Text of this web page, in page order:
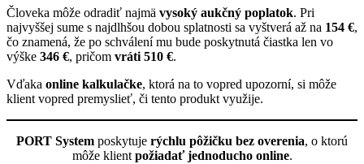
Človeka môže odradiť najmä vysoký aukčný poplatok. Pri
najvyššej sume s najdlhšou dobou splatnosti sa vyštverá až na 154 €,
čo znamená, že po schválení mu bude poskytnutá čiastka len vo
výške 346 €, pričom vráti 510 €.
Vďaka online kalkulačke, ktorá na to vopred upozorní, si môže
klient vopred premyslieť, či tento produkt využije.
PORT System poskytuje rýchlu pôžičku bez overenia, o ktorú
môže klient požiadať jednoducho online.